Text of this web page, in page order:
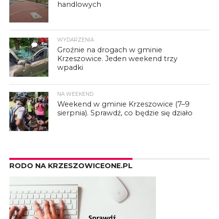
handlowych
3
WYDARZENIA
Groźnie na drogach w gminie
Krzeszowice. Jeden weekend trzy
wpadki
NA WEEKEND
Weekend w gminie Krzeszowice (7–9
sierpnia). Sprawdź, co będzie się działo
RODO NA KRZESZOWICEONE.PL